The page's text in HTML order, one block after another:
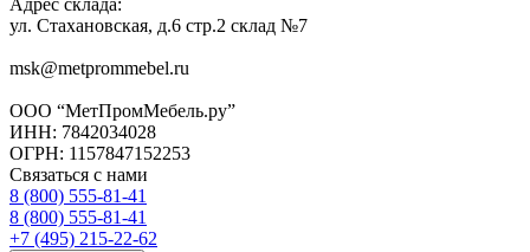
Адрес склада:
ул. Стахановская, д.6 стр.2 склад №7
msk@metprommebel.ru
ООО “МетПромМебель.ру”
ИНН: 7842034028
ОГРН: 1157847152253
Связаться с нами
8 (800) 555-81-41
8 (800) 555-81-41
+7 (495) 215-22-62